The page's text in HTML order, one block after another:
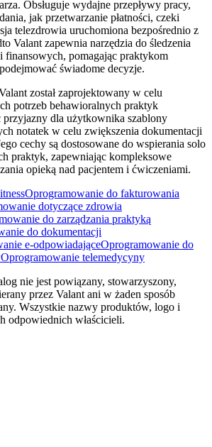
Obsługuje wydajne przepływy pracy,
jak przetwarzanie płatności, czeki
telezdrowia uruchomiona bezpośrednio z
Valant zapewnia narzędzia do śledzenia
pomagając praktykom
świadome decyzje.
został zaprojektowany w celu
potrzeb behawioralnych praktyk
dla użytkownika szablony
notatek w celu zwiększenia dokumentacji
cechy są dostosowane do wspierania solo
praktyk, zapewniając kompleksowe
opieką nad pacjentem i ćwiczeniami.
Oprogramowanie do fakturowania
dotyczące zdrowia
do zarządzania praktyką
do dokumentacji
e-odpowiadająceOprogramowanie do
Oprogramowanie telemedycyny
nie jest powiązany, stowarzyszony,
przez Valant ani w żaden sposób
Wszystkie nazwy produktów, logo i
odpowiednich właścicieli.